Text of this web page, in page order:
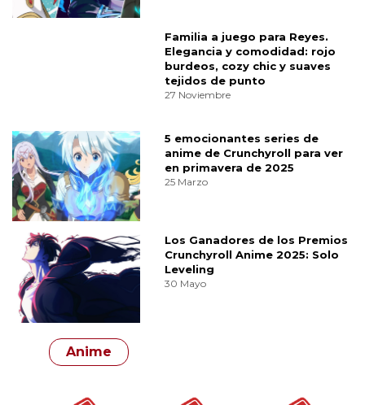
Familia a juego para Reyes.
Elegancia y comodidad: rojo
burdeos, cozy chic y suaves
tejidos de punto
27 Noviembre
5 emocionantes series de
anime de Crunchyroll para ver
en primavera de 2025
25 Marzo
Los Ganadores de los Premios
Crunchyroll Anime 2025: Solo
Leveling
30 Mayo
Anime